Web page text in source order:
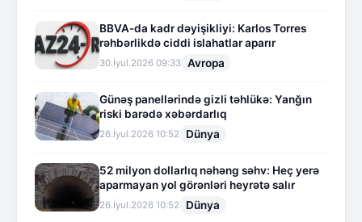
BBVA-da kadr dəyişikliyi: Karlos Torres
rəhbərlikdə ciddi islahatlar aparır
30.İyul.2026 09:33 Avropa
Günəş panellərində gizli təhlükə: Yanğın
riski barədə xəbərdarlıq
26.İyul.2026 10:52 Dünya
52 milyon dollarlıq nəhəng səhv: Heç yerə
aparmayan yol görənləri heyrətə salır
26.İyul.2026 10:52 Dünya